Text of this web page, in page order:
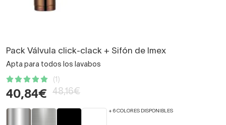
Pack Válvula click-clack + Sifón de Imex
Apta para todos los lavabos
(1)
40,84€ 48,16€
+ 6 COLORES DISPONIBLES